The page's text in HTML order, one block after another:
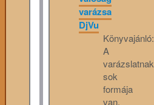
varázsa
DjVu
Könyvajánló:
A
varázslatnak
sok
formája
van.